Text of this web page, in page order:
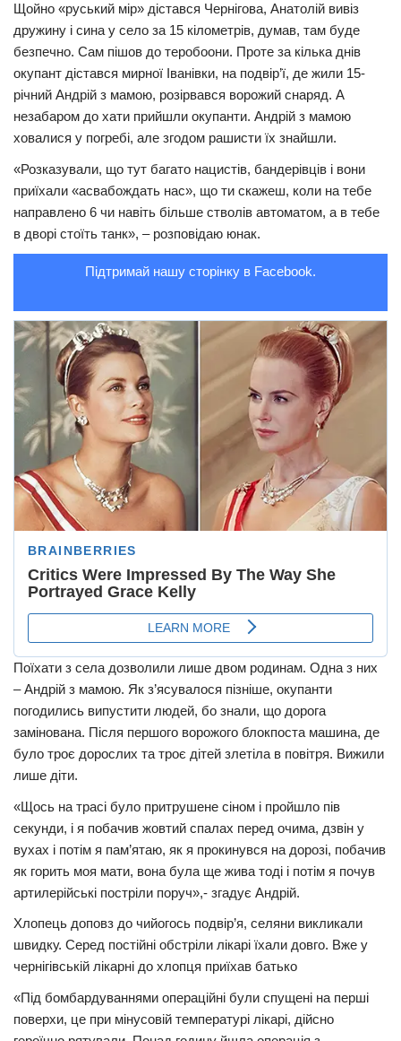
Курйози
Суспільство
Культура
Шоу-біз
#Війна
Щойно «руський мір» дістався Чернігова, Анатолій вивіз
дружину і сина у село за 15 кілометрів, думав, там буде
безпечно. Сам пішов до теробоони. Проте за кілька днів
окупант дістався мирної Іванівки, на подвір’ї, де жили 15-
річний Андрій з мамою, розірвався ворожий снаряд. А
незабаром до хати прийшли окупанти. Андрій з мамою
ховалися у погребі, але згодом рашисти їх знайшли.
«Розказували, що тут багато нацистів, бандерівців і вони
приїхали «асвабождать нас», що ти скажеш, коли на тебе
направлено 6 чи навіть більше стволів автоматом, а в тебе
в дворі стоїть танк», – розповідаю юнак.
Підтримай нашу сторінку в Facebook.
Поїхати з села дозволили лише двом родинам. Одна з них
– Андрій з мамою. Як з’ясувалося пізніше, окупанти
погодились випустити людей, бо знали, що дорога
замінована. Після першого ворожого блокпоста машина, де
було троє дорослих та троє дітей злетіла в повітря. Вижили
лише діти.
«Щось на трасі було притрушене сіном і пройшло пів
секунди, і я побачив жовтий спалах перед очима, дзвін у
вухах і потім я пам’ятаю, як я прокинувся на дорозі, побачив
як горить моя мати, вона була ще жива тоді і потім я почув
артилерійські постріли поруч»,- згадує Андрій.
Хлопець доповз до чийогось подвір’я, селяни викликали
швидку. Серед постійні обстріли лікарі їхали довго. Вже у
чернігівській лікарні до хлопця приїхав батько
«Під бомбардуваннями операційні були спущені на перші
поверхи, це при мінусовій температурі лікарі, дійсно